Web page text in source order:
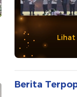
Lihat
Berita